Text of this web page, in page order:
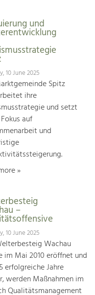
und
10 June 2025
Spitz
ihre
und setzt
auf
und
»
–
10 June 2025
Wachau
im Mai 2010 eröffnet und
erfolgreiche Jahre
werden Maßnahmen im
Qualitätsmanagement